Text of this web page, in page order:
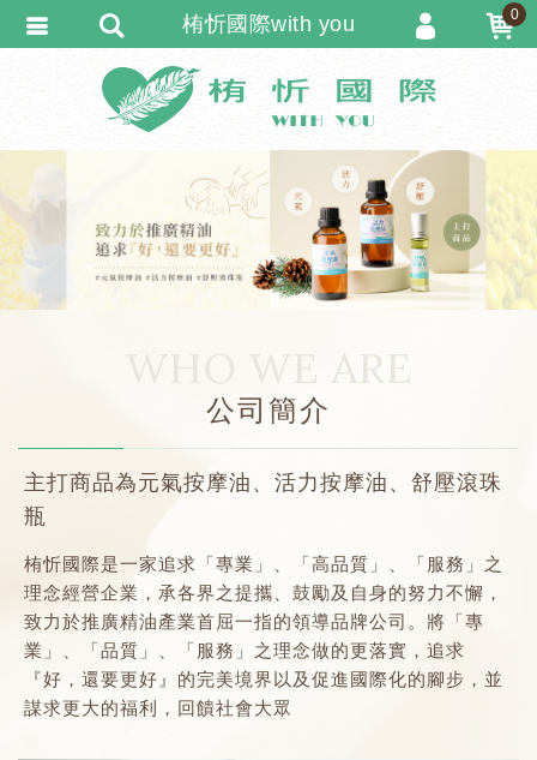
WHO WE ARE
公司簡介
主打商品為元氣按摩油、活力按摩油、舒壓滾珠
瓶
栯忻國際是一家追求「專業」、「高品質」、「服務」之
理念經營企業，承各界之提攜、鼓勵及自身的努力不懈，
致力於推廣精油產業首屈一指的領導品牌公司。將「專
業」、「品質」、「服務」之理念做的更落實，追求
『好，還要更好』的完美境界以及促進國際化的腳步，並
謀求更大的福利，回饋社會大眾
栯忻國際with you 0
會員註冊
忘記密碼
訂單查詢
追蹤清單
匯款通知